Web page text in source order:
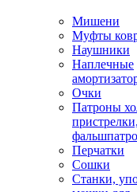
Мишени
Муфты
Наушники
Наплечные
Очки
Патроны
пристрелки,
Перчатки
Сошки
Станки,